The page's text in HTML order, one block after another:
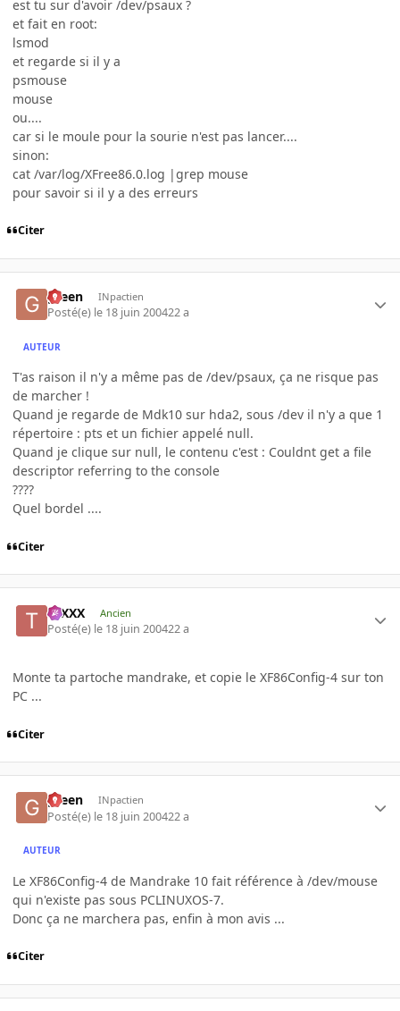
est tu sur d'avoir /dev/psaux ?
et fait en root:
lsmod
et regarde si il y a
psmouse
mouse
ou....
car si le moule pour la sourie n'est pas lancer....
sinon:
cat /var/log/XFree86.0.log |grep mouse
pour savoir si il y a des erreurs
Citer
green INpactien
Posté(e) le 18 juin 200422 a
AUTEUR
T'as raison il n'y a même pas de /dev/psaux, ça ne risque pas
de marcher !
Quand je regarde de Mdk10 sur hda2, sous /dev il n'y a que 1
répertoire : pts et un fichier appelé null.
Quand je clique sur null, le contenu c'est : Couldnt get a file
descriptor referring to the console
????
Quel bordel ....
Citer
tuXXX Ancien
Posté(e) le 18 juin 200422 a
Monte ta partoche mandrake, et copie le XF86Config-4 sur ton
PC ...
Citer
green INpactien
Posté(e) le 18 juin 200422 a
AUTEUR
Le XF86Config-4 de Mandrake 10 fait référence à /dev/mouse
qui n'existe pas sous PCLINUXOS-7.
Donc ça ne marchera pas, enfin à mon avis ...
Citer